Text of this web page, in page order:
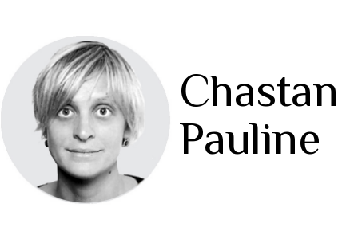
Chastan
Pauline